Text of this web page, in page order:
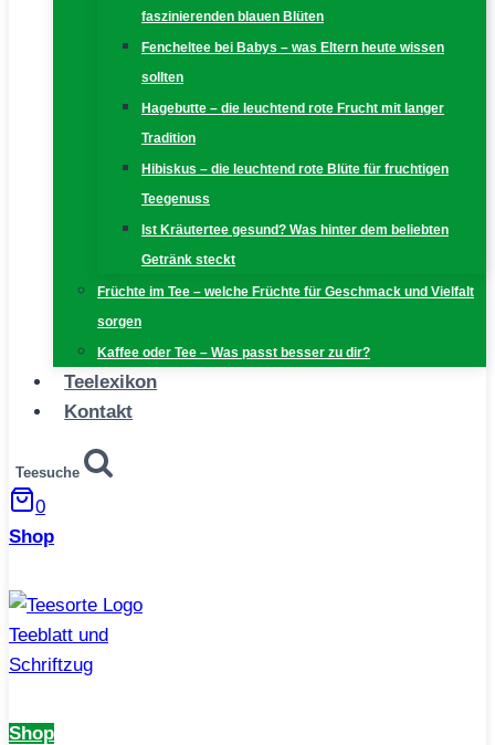
faszinierenden blauen Blüten
Fencheltee bei Babys – was Eltern heute wissen
sollten
Hagebutte – die leuchtend rote Frucht mit langer
Tradition
Hibiskus – die leuchtend rote Blüte für fruchtigen
Teegenuss
Ist Kräutertee gesund? Was hinter dem beliebten
Getränk steckt
Früchte im Tee – welche Früchte für Geschmack und Vielfalt
sorgen
Kaffee oder Tee – Was passt besser zu dir?
Teelexikon
Kontakt
Teesuche
0
Shop
Shop